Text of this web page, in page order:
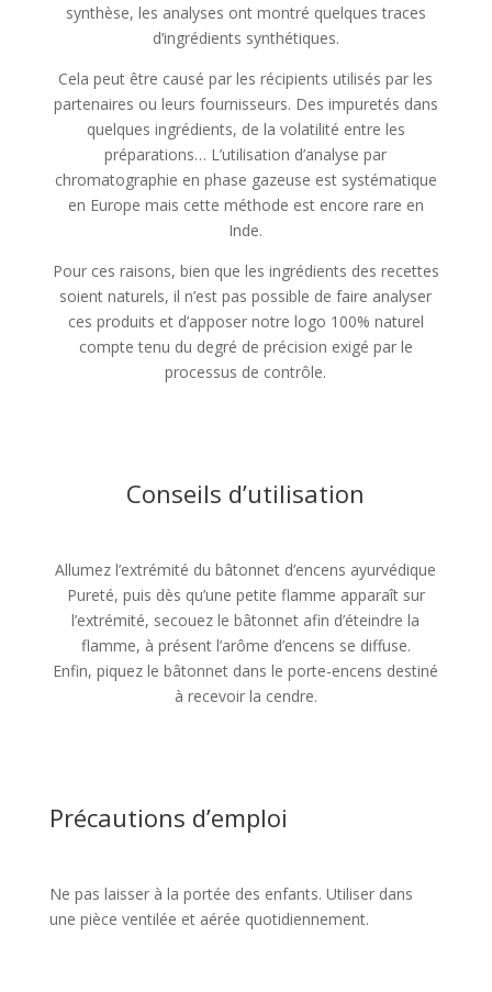
synthèse, les analyses ont montré quelques traces
d’ingrédients synthétiques.
Cela peut être causé par les récipients utilisés par les
partenaires ou leurs fournisseurs. Des impuretés dans
quelques ingrédients, de la volatilité entre les
préparations… L’utilisation d’analyse par
chromatographie en phase gazeuse est systématique
en Europe mais cette méthode est encore rare en
Inde.
Pour ces raisons, bien que les ingrédients des recettes
soient naturels, il n’est pas possible de faire analyser
ces produits et d’apposer notre logo 100% naturel
compte tenu du degré de précision exigé par le
processus de contrôle.
Conseils d’utilisation
Allumez l’extrémité du bâtonnet d’encens ayurvédique
Pureté, puis dès qu’une petite flamme apparaît sur
l’extrémité, secouez le bâtonnet afin d’éteindre la
flamme, à présent l’arôme d’encens se diffuse.
Enfin, piquez le bâtonnet dans le porte-encens destiné
à recevoir la cendre.
Précautions d’emploi
Ne pas laisser à la portée des enfants. Utiliser dans
une pièce ventilée et aérée quotidiennement.